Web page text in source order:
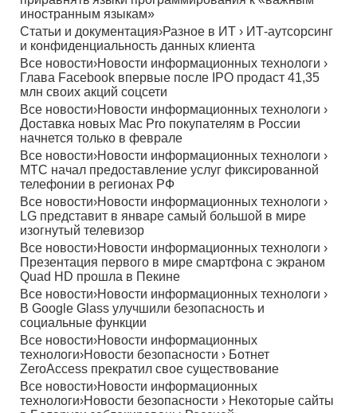
иностранным языкам»
Статьи и документация›Разное в ИТ › ИТ-аутсорсинг
и конфиденциальность данных клиента
Все новости›Новости информационных технологи ›
Глава Facebook впервые после IPO продаст 41,35
млн своих акций соцсети
Все новости›Новости информационных технологи ›
Доставка новых Mac Pro покупателям в России
начнется только в феврале
Все новости›Новости информационных технологи ›
МТС начал предоставление услуг фиксированной
телефонии в регионах РФ
Все новости›Новости информационных технологи ›
LG представит в январе самый большой в мире
изогнутый телевизор
Все новости›Новости информационных технологи ›
Презентация первого в мире смартфона с экраном
Quad HD прошла в Пекине
Все новости›Новости информационных технологи ›
В Google Glass улучшили безопасность и
социальные функции
Все новости›Новости информационных
технологи›Новости безопасности › Ботнет
ZeroAccess прекратил свое существование
Все новости›Новости информационных
технологи›Новости безопасности › Некоторые сайты